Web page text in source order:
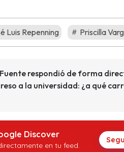
Luis Repenning Priscilla
respondió de forma
a la universidad: ¿a qué
Discover
en tu feed.